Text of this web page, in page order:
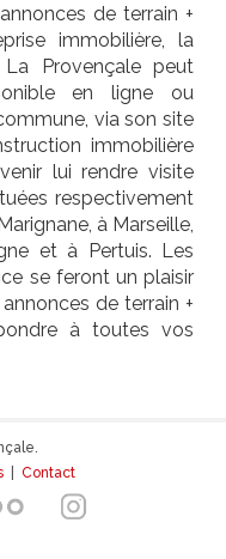
de terrain +
immobilière, la
Provençale peut
en ligne ou
via son site
immobilière
lui rendre visite
respectivement
à Marseille,
et à Pertuis. Les
se feront un plaisir
de terrain +
à toutes vos
Contact